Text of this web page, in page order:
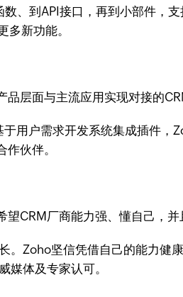
、到API接口，再到小部件，
新功能。
层面与主流应用实现对接的
用户需求开发系统集成插件
伙伴。
CRM厂商能力强、懂自己，
Zoho坚信凭借自己的能力健
体及专家认可。